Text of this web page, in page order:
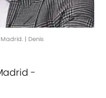
| Denis
-